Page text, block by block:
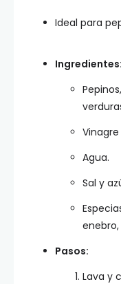
Ideal para
Ingredientes:
Agua.
Sal y
Pasos:
Lava y